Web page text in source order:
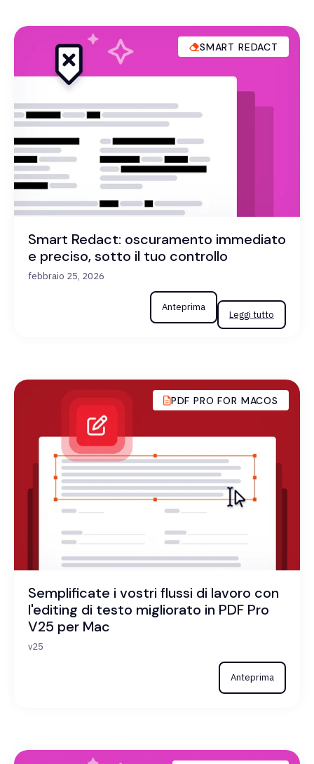
SMART REDACT
Smart Redact: oscuramento immediato
e preciso, sotto il tuo controllo
febbraio 25, 2026
Anteprima
Leggi tutto
PDF PRO FOR MACOS
Semplificate i vostri flussi di lavoro con
l'editing di testo migliorato in PDF Pro
V25 per Mac
v25
Anteprima